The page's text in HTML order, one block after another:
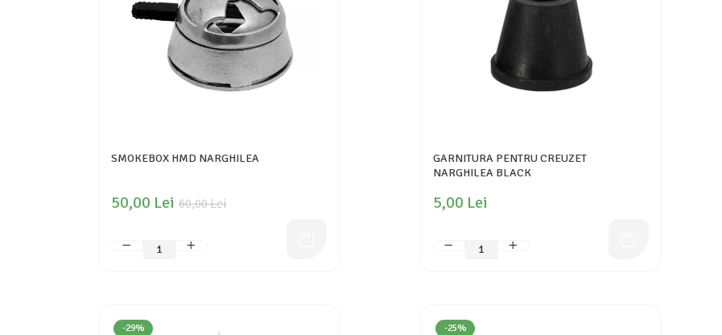
SMOKEBOX HMD NARGHILEA
60,00 Lei
50,00 Lei
GARNITURA PENTRU CREUZET
NARGHILEA BLACK
5,00 Lei
-29% -25%